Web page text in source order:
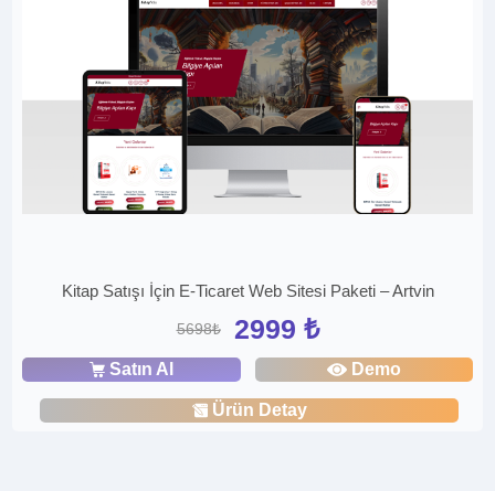
Kitap Satışı İçin E-Ticaret Web Sitesi Paketi – Artvin
5698₺ 2999 ₺
Satın Al Demo
Ürün Detay